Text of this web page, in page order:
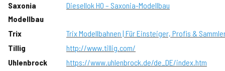
Saxonia
Modellbau
Diesellok H0 – Saxonia-Modellbau
Trix
Trix Modellbahnen | Für Einsteiger, Profis &
Tillig
http://www.tillig.com/
Uhlenbrock
https://www.uhlenbrock.de/de_DE/index.htm